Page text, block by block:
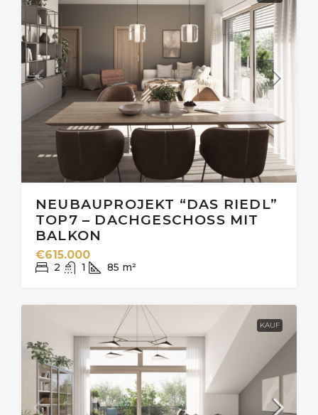
NEUBAUPROJEKT “DAS RIEDL”
TOP7 – DACHGESCHOSS MIT
BALKON
€615.000
2 1 85 m²
KAUF